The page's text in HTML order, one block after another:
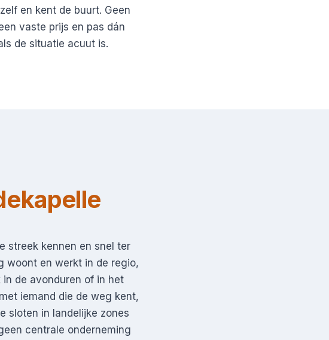
en kent de buurt. Geen
vaste prijs en pas dán
de situatie acuut is.
streek kennen en snel ter
woont en werkt in de regio,
de avonduren of in het
iemand die de weg kent,
sloten in landelijke zones
centrale onderneming